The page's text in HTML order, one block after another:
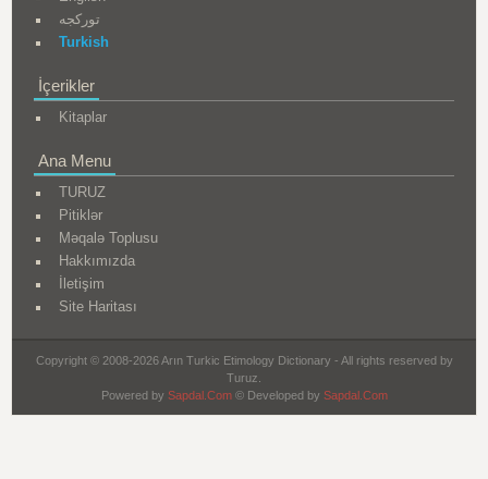
تورکجه
Turkish
İçerikler
Kitaplar
Ana Menu
TURUZ
Pitiklər
Məqalə Toplusu
Hakkımızda
İletişim
Site Haritası
Copyright © 2008-2026 Arın Turkic Etimology Dictionary - All rights reserved by
Turuz.
Powered by Sapdal.Com© Developed by Sapdal.Com